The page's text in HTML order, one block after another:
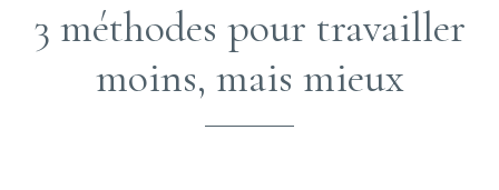
3 méthodes pour travailler
moins, mais mieux